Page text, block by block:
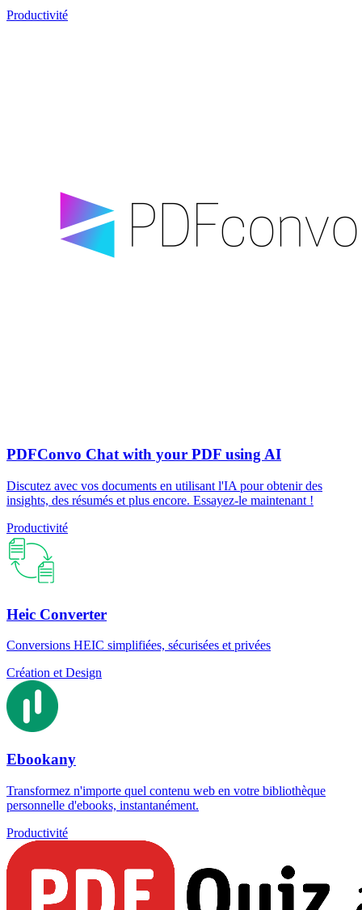
Productivité
PDFConvo Chat with your PDF using AI
Discutez avec vos documents en utilisant l'IA pour obtenir des
insights, des résumés et plus encore. Essayez-le maintenant !
Productivité
Heic Converter
Conversions HEIC simplifiées, sécurisées et privées
Création et Design
Ebookany
Transformez n'importe quel contenu web en votre bibliothèque
personnelle d'ebooks, instantanément.
Productivité